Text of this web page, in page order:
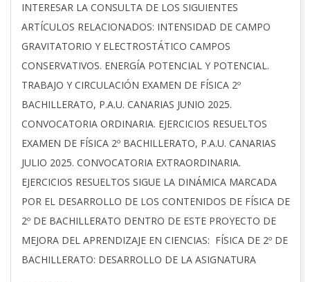
INTERESAR LA CONSULTA DE LOS SIGUIENTES
ARTÍCULOS RELACIONADOS: INTENSIDAD DE CAMPO
GRAVITATORIO Y ELECTROSTÁTICO CAMPOS
CONSERVATIVOS. ENERGÍA POTENCIAL Y POTENCIAL.
TRABAJO Y CIRCULACIÓN EXAMEN DE FÍSICA 2º
BACHILLERATO, P.A.U. CANARIAS JUNIO 2025.
CONVOCATORIA ORDINARIA. EJERCICIOS RESUELTOS
EXAMEN DE FÍSICA 2º BACHILLERATO, P.A.U. CANARIAS
JULIO 2025. CONVOCATORIA EXTRAORDINARIA.
EJERCICIOS RESUELTOS SIGUE LA DINÁMICA MARCADA
POR EL DESARROLLO DE LOS CONTENIDOS DE FÍSICA DE
2º DE BACHILLERATO DENTRO DE ESTE PROYECTO DE
MEJORA DEL APRENDIZAJE EN CIENCIAS: FÍSICA DE 2º DE
BACHILLERATO: DESARROLLO DE LA ASIGNATURA